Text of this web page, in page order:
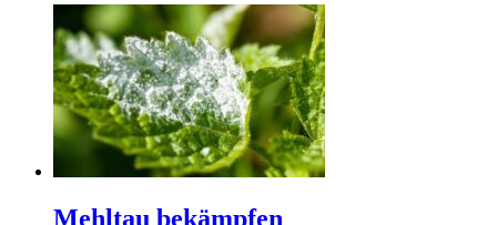
Mehltau bekämpfen